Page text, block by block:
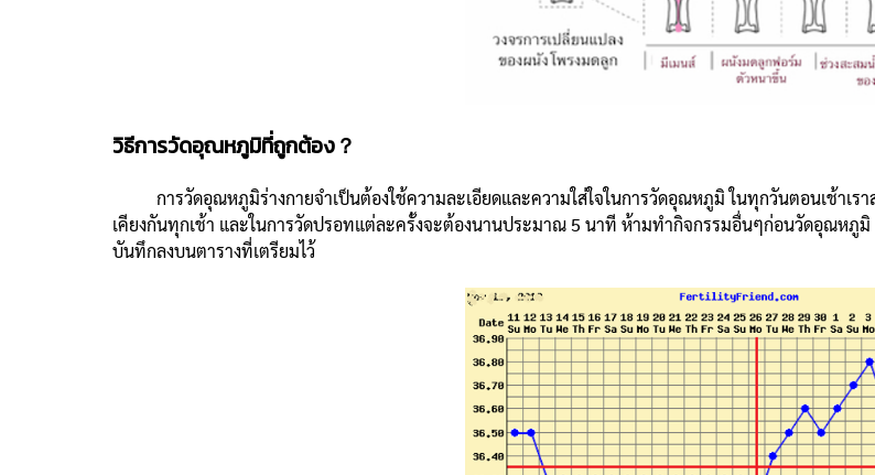
วิธีการวัดอุณหภูมิที่ถูกต้อง？
การวัดอุณหภูมิร่างกายจำเป็นต้องใช้ความละเอียดและความใส่ใจในการวัดอุณหภูมิ ในทุกวันตอนเช้าเรา
เคียงกันทุกเช้า และในการวัดปรอทแต่ละครั้งจะต้องนานประมาณ 5 นาที ห้ามทำกิจกรรมอื่นๆก่อนวัดอุณหภู
บันทึกลงบนตารางที่เตรียมไว้